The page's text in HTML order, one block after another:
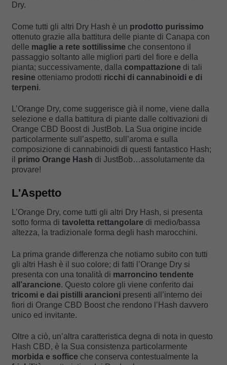
Dry.
Come tutti gli altri Dry Hash è un prodotto purissimo
ottenuto grazie alla battitura delle piante di Canapa con
delle maglie a rete sottilissime che consentono il
passaggio soltanto alle migliori parti del fiore e della
pianta; successivamente, dalla compattazione di tali
resine otteniamo prodotti ricchi di cannabinoidi e di
terpeni.
L’Orange Dry, come suggerisce già il nome, viene dalla
selezione e dalla battitura di piante dalle coltivazioni di
Orange CBD Boost di JustBob. La Sua origine incide
particolarmente sull’aspetto, sull’aroma e sulla
composizione di cannabinoidi di questi fantastico Hash;
il primo Orange Hash di JustBob…assolutamente da
provare!
L'Aspetto
L’Orange Dry, come tutti gli altri Dry Hash, si presenta
sotto forma di tavoletta rettangolare di medio/bassa
altezza, la tradizionale forma degli hash marocchini.
La prima grande differenza che notiamo subito con tutti
gli altri Hash è il suo colore; di fatti l’Orange Dry si
presenta con una tonalità di marroncino tendente
all’arancione. Questo colore gli viene conferito dai
tricomi e dai pistilli arancionipresenti all’interno dei
fiori di Orange CBD Boost che rendono l’Hash davvero
unico ed invitante.
Oltre a ciò, un’altra caratteristica degna di nota in questo
Hash CBD, è la Sua consistenza particolarmente
morbida e soffice che conserva contestualmente la